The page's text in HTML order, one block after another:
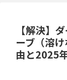
【解決】
ーブ（溶
由と2025